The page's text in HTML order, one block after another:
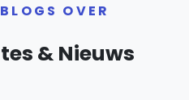
OVER
& Nieuws